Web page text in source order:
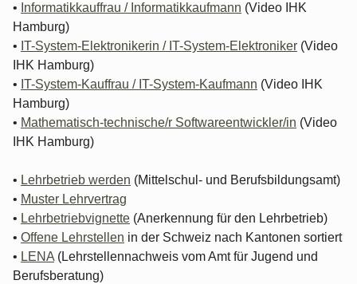
• Informatikkauffrau / Informatikkaufmann (Video IHK
Hamburg)
• IT-System-Elektronikerin / IT-System-Elektroniker (Video
IHK Hamburg)
• IT-System-Kauffrau / IT-System-Kaufmann (Video IHK
Hamburg)
• Mathematisch-technische/r Softwareentwickler/in (Video
IHK Hamburg)
• Lehrbetrieb werden (Mittelschul- und Berufsbildungsamt)
• Muster Lehrvertrag
• Lehrbetriebvignette (Anerkennung für den Lehrbetrieb)
• Offene Lehrstellen in der Schweiz nach Kantonen sortiert
• LENA (Lehrstellennachweis vom Amt für Jugend und
Berufsberatung)